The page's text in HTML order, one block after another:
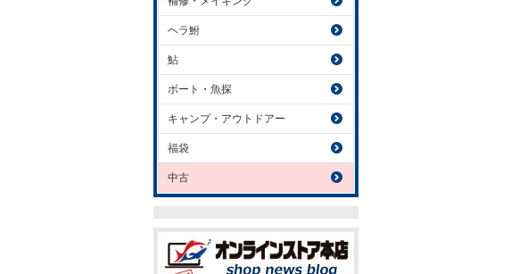
ヘラ鮒
鮎
ボート・魚探
キャンプ・アウトドアー
福袋
中古